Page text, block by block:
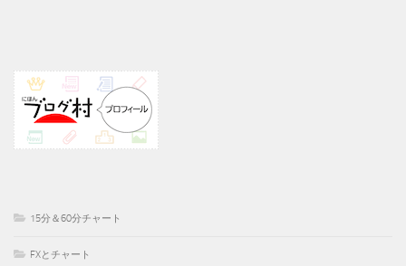
15分＆60分チャート
FXとチャート